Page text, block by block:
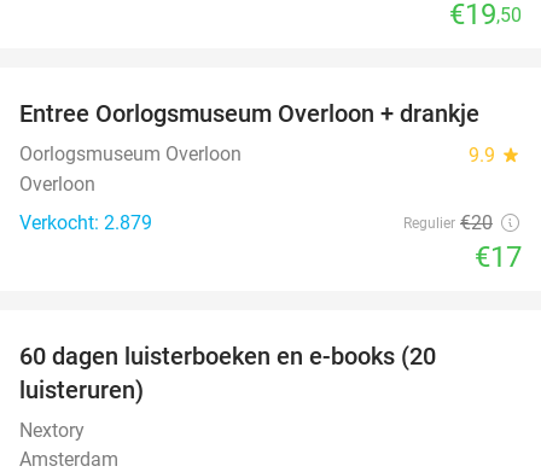
€19,50
15%
Entree Oorlogsmuseum Overloon + drankje
Oorlogsmuseum Overloon 9.9 star
Overloon
Verkocht: 2.879
Regulier €20
€17
60 dagen luisterboeken en e-books (20
luisteruren)
Nextory
Amsterdam